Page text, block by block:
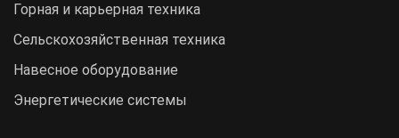
Горная и карьерная техника
Сельскохозяйственная техника
Навесное оборудование
Энергетические системы